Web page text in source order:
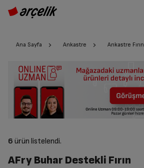
Ana Sayfa Ankastre Ankastre Fırın
6 ürün listelendi.
AFry Buhar Destekli Fırın